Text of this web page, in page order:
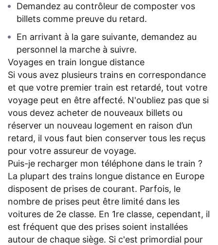
Demandez au contrôleur de composter vos
billets comme preuve du retard.
En arrivant à la gare suivante, demandez au
personnel la marche à suivre.
Voyages en train longue distance
Si vous avez plusieurs trains en correspondance
et que votre premier train est retardé, tout votre
voyage peut en être affecté. N'oubliez pas que si
vous devez acheter de nouveaux billets ou
réserver un nouveau logement en raison d’un
retard, il vous faut bien conserver tous les reçus
pour votre assureur de voyage.
Puis-je recharger mon téléphone dans le train ?
La plupart des trains longue distance en Europe
disposent de prises de courant. Parfois, le
nombre de prises peut être limité dans les
voitures de 2e classe. En 1re classe, cependant, il
est fréquent que des prises soient installées
autour de chaque siège. Si c'est primordial pour